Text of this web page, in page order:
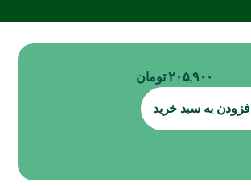
۲۰۵,۹۰۰ تومان
افزودن به سبد خرید